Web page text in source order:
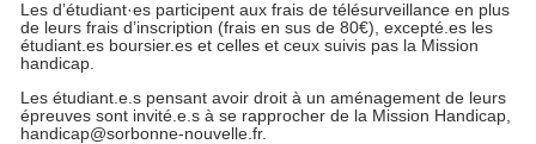
Les d’étudiant·es participent aux frais de télésurveillance en plus
de leurs frais d’inscription (frais en sus de 80€), excepté.es les
étudiant.es boursier.es et celles et ceux suivis pas la Mission
handicap.
Les étudiant.e.s pensant avoir droit à un aménagement de leurs
épreuves sont invité.e.s à se rapprocher de la Mission Handicap,
handicap@sorbonne-nouvelle.fr.